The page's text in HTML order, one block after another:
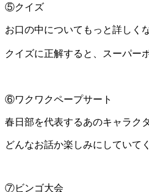
⑤クイズ
お口の中についてもっと詳しく
クイズに正解すると、スーパー
⑥ワクワクペープサート
春日部を代表するあのキャラク
どんなお話か楽しみにしていて
⑦ビンゴ大会